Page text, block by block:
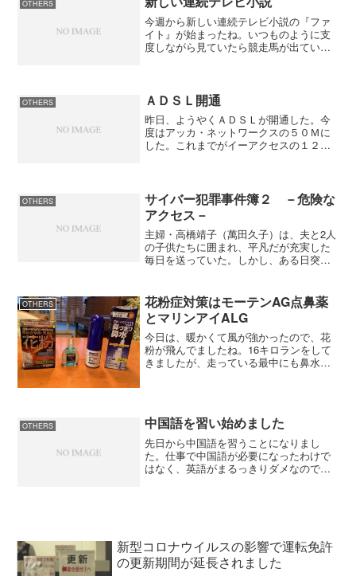
OTHERS
今週から新しい連続テレビ小説の『ファ
イト』が始まったね。いつものように支
度しながら見ていたら競走馬が出ている
ね。ヒロインの木戸優役に...
OTHERS ＡＤＳＬ開通
昨日、ようやくＡＤＳＬが開通した。今
度はアッカ・ネットワークスの５０Ｍに
した。これまでがイーアクセスの１２Ｍ
料金が変わらないと言うの...
OTHERS
サイバー犯罪事件簿２ －危険な
アクセス－
主婦・高橋靖子（萬田久子）は、夫と2人
の子供たちに囲まれ、平凡だが充実した
毎日を送っていた。しかし、ある日突然
詐欺に合い、息子はアダルトサイトのし
つこい架空請求に悩まさ...
OTHERS
花粉症対策はモーテンAG点鼻薬
とマリンアイALG
今日は、暖かくて風が強かったので、花
粉が飛んでましたね。16キロランをして
きましたが、走っている最中にも鼻水は
今年も花粉症対策グッズ...
OTHERS 中国語を習い始めました
先日から中国語を習うことになりまし
た。仕事で中国語が必要になったわけで
はなく、英語がまるっきりダメなので中
新型コロナウイルスの影響で運転免許
の更新期間が延長されました